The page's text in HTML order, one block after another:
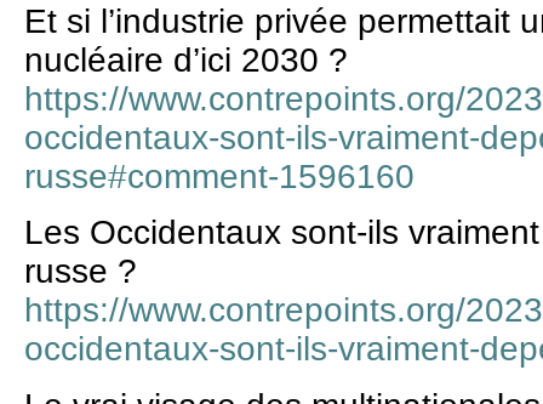
Et si l’industrie privée permettait
nucléaire d’ici 2030 ?
https://www.contrepoints.org/
occidentaux-sont-ils-vraiment-
russe#comment-1596160
Les Occidentaux sont-ils
russe ?
https://www.contrepoints.org/
occidentaux-sont-ils-vraiment-